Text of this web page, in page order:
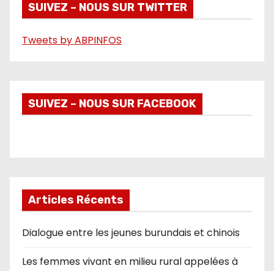
o
SUIVEZ – NOUS SUR TWITTER
Tweets by ABPINFOS
SUIVEZ – NOUS SUR FACEBOOK
Articles Récents
Dialogue entre les jeunes burundais et chinois
Les femmes vivant en milieu rural appelées à